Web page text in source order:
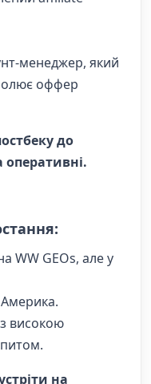
менеджер, який
оффер
до
оперативні.
GEOs, але у
високою
на